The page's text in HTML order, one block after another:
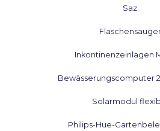
Saz
Inkontinenzeinlagen
Bewässerungscomputer
Solarmodul
Philips-Hue-